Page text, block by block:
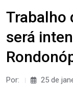
Trabalho
será
Por: 25 de